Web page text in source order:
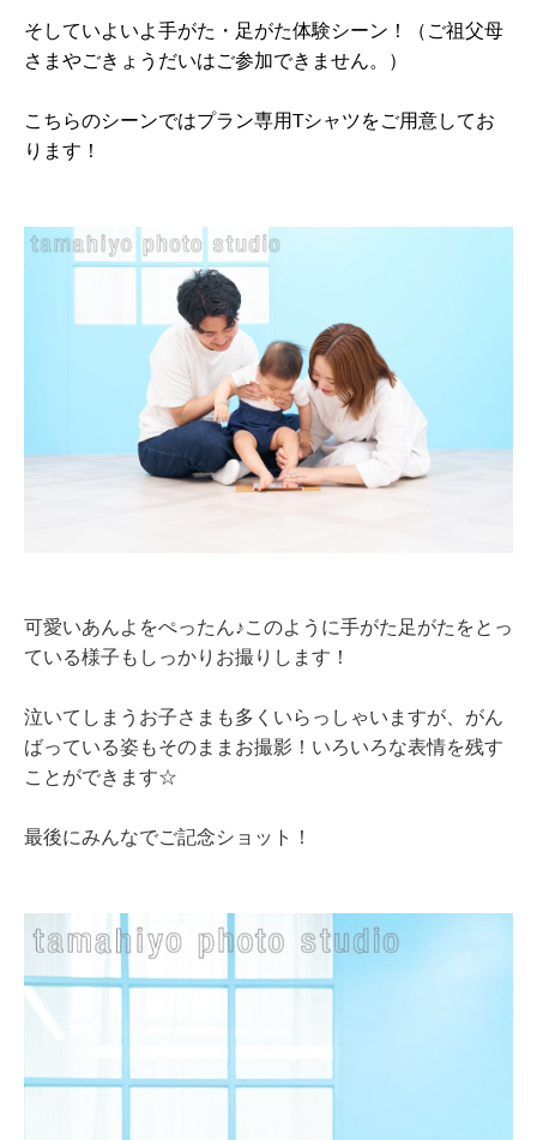
そしていよいよ手がた・足がた体験シーン！（ご祖父母
さまやごきょうだいはご参加できません。）
こちらのシーンではプラン専用Tシャツをご用意してお
ります！
可愛いあんよをぺったん♪このように手がた足がたをとっ
ている様子もしっかりお撮りします！
泣いてしまうお子さまも多くいらっしゃいますが、がん
ばっている姿もそのままお撮影！いろいろな表情を残す
ことができます☆
最後にみんなでご記念ショット！